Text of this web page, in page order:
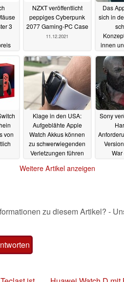
3
NZXT veröffentlicht
peppiges Cyberpunk
2077 Gaming-PC Case
11.12.2021
Das
sich in
innen
von
Klage in den USA:
Aufgeblähte Apple
Watch Akkus können
zu schwerwiegenden
Verletzungen führen
Sony
War
Weitere Artikel anzeigen
zu diesem Artikel? -